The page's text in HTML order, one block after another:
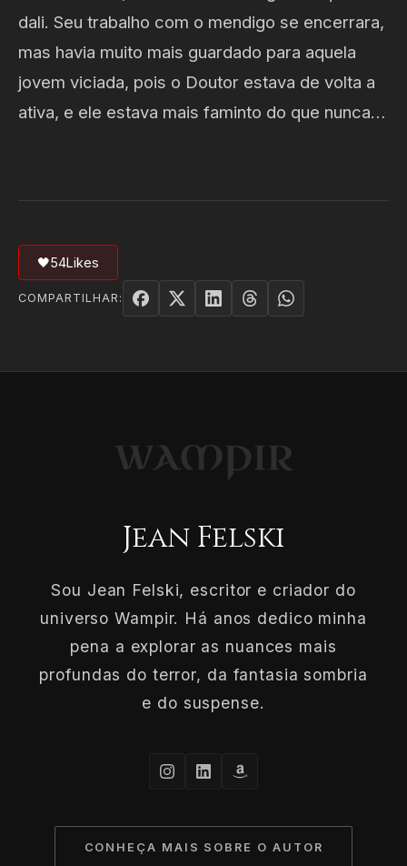
dali. Seu trabalho com o mendigo se encerrara,
mas havia muito mais guardado para aquela
jovem viciada, pois o Doutor estava de volta a
ativa, e ele estava mais faminto do que nunca…
🖤54Likes
COMPARTILHAR:
Jean Felski
Sou Jean Felski, escritor e criador do
universo Wampir. Há anos dedico minha
pena a explorar as nuances mais
profundas do terror, da fantasia sombria
e do suspense.
CONHEÇA MAIS SOBRE O AUTOR